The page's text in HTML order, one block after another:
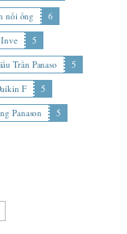
nối ống
6
5
Trần Panaso
5
F
5
Panason 5